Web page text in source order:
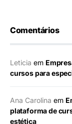
Comentários
Leticia em
cursos para
Ana Carolina em
plataforma de
estética